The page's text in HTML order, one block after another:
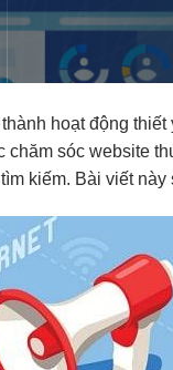
hoạt động
chăm sóc website
kiếm. Bài viết